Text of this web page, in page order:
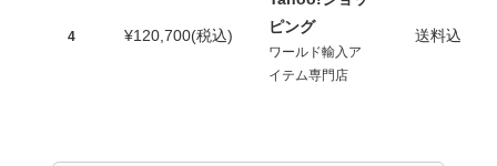
4 ¥120,700(税込)
ピング
ワールド輸入ア
イテム専門店
送料込